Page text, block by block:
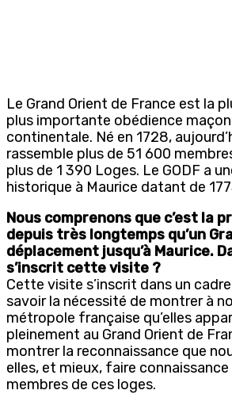
Le Grand Orient de France est la
plus importante obédience
continentale. Né en 1728,
rassemble plus de 51 600
plus de 1 390 Loges. Le GODF a
historique à Maurice datant de
Nous comprenons que c’est la
depuis très longtemps qu’un
déplacement jusqu’à Maurice.
s’inscrit cette visite ?
Cette visite s’inscrit dans un
savoir la nécessité de montrer à
métropole française qu’elles
pleinement au Grand Orient de
montrer la reconnaissance que
elles, et mieux, faire
membres de ces loges.